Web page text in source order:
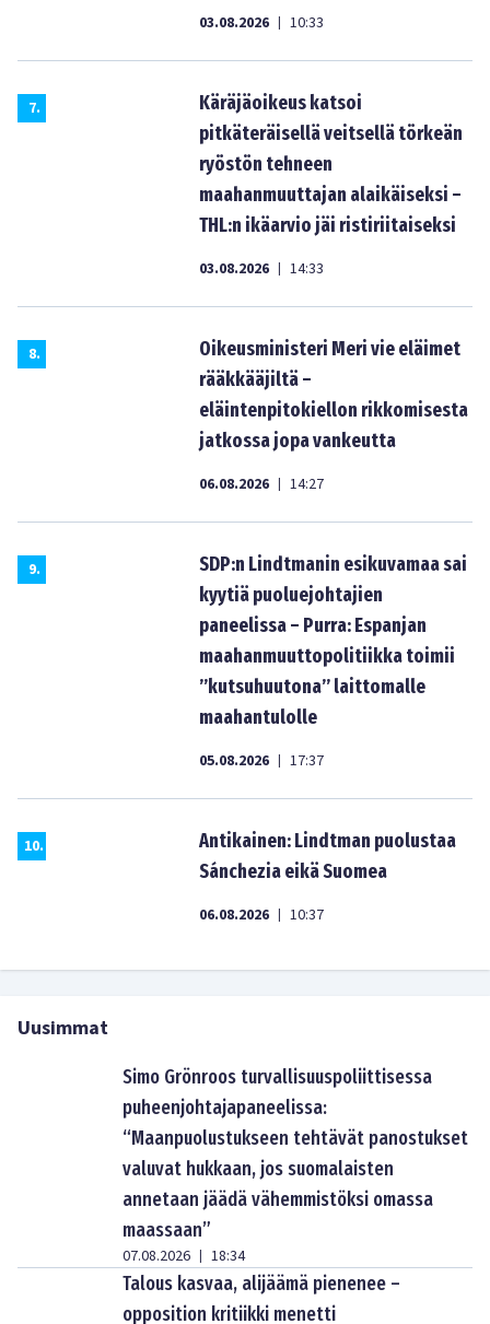
03.08.2026 | 10:33
7.
Käräjäoikeus katsoi
pitkäteräisellä veitsellä törkeän
ryöstön tehneen
maahanmuuttajan alaikäiseksi –
THL:n ikäarvio jäi ristiriitaiseksi
03.08.2026 | 14:33
8.
Oikeusministeri Meri vie eläimet
rääkkääjiltä –
eläintenpitokiellon rikkomisesta
jatkossa jopa vankeutta
06.08.2026 | 14:27
9.
SDP:n Lindtmanin esikuvamaa sai
kyytiä puoluejohtajien
paneelissa – Purra: Espanjan
maahanmuuttopolitiikka toimii
”kutsuhuutona” laittomalle
maahantulolle
05.08.2026 | 17:37
10.
Antikainen: Lindtman puolustaa
Sánchezia eikä Suomea
06.08.2026 | 10:37
Uusimmat
Simo Grönroos turvallisuuspoliittisessa
puheenjohtajapaneelissa:
“Maanpuolustukseen tehtävät panostukset
valuvat hukkaan, jos suomalaisten
annetaan jäädä vähemmistöksi omassa
maassaan”
07.08.2026 | 18:34
Talous kasvaa, alijäämä pienenee –
opposition kritiikki menetti